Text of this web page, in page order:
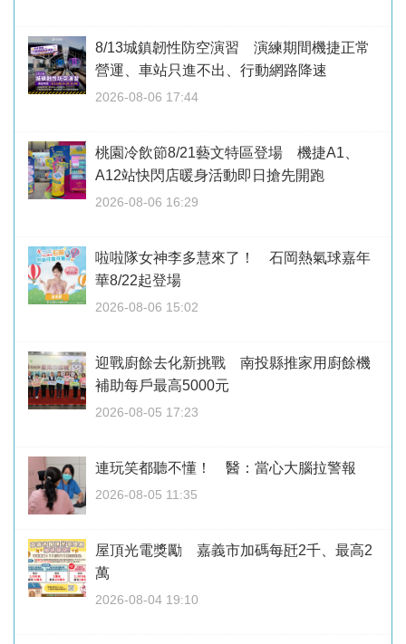
8/13城鎮韌性防空演習 演練期間機捷正常
營運、車站只進不出、行動網路降速
2026-08-06 17:44
桃園冷飲節8/21藝文特區登場 機捷A1、
A12站快閃店暖身活動即日搶先開跑
2026-08-06 16:29
啦啦隊女神李多慧來了！ 石岡熱氣球嘉年
華8/22起登場
2026-08-06 15:02
迎戰廚餘去化新挑戰 南投縣推家用廚餘機
補助每戶最高5000元
2026-08-05 17:23
連玩笑都聽不懂！ 醫：當心大腦拉警報
2026-08-05 11:35
屋頂光電獎勵 嘉義市加碼每瓩2千、最高2
萬
2026-08-04 19:10